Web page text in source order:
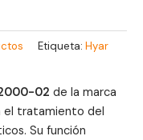
Etiqueta: Hyar
02 de la marca
el tratamiento del
Su función